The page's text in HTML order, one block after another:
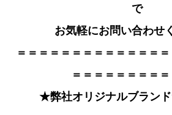
で
お気軽にお問い合わせ
＝＝＝＝＝＝＝＝＝＝＝＝＝
＝＝＝＝＝＝＝＝
★弊社オリジナルブラン